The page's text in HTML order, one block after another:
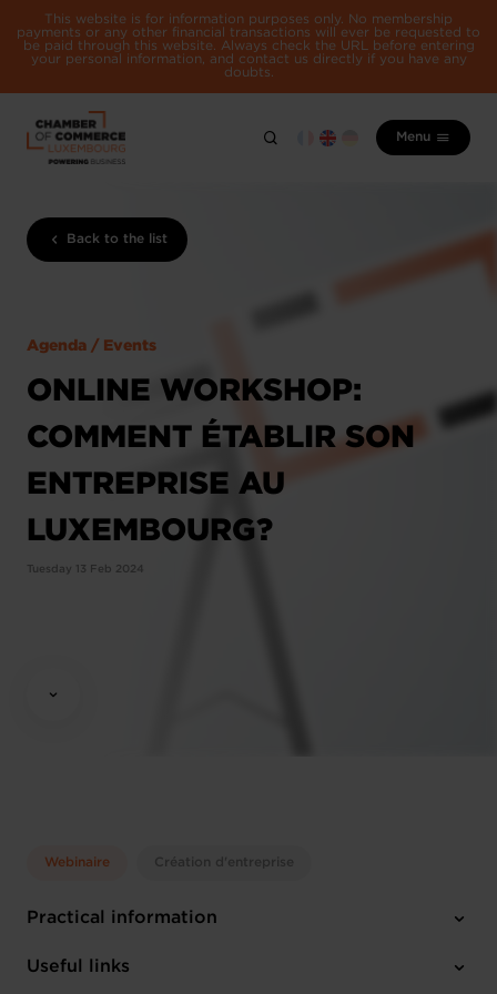
This website is for information purposes only. No membership
payments or any other financial transactions will ever be requested to
be paid through this website. Always check the URL before entering
your personal information, and contact us directly if you have any
doubts.
Menu
Back to the list
Agenda / Events
ONLINE WORKSHOP:
COMMENT ÉTABLIR SON
ENTREPRISE AU
LUXEMBOURG?
Tuesday 13 Feb 2024
Webinaire Création d'entreprise
Practical information
Tuesday 13 Feb 2024
Useful links